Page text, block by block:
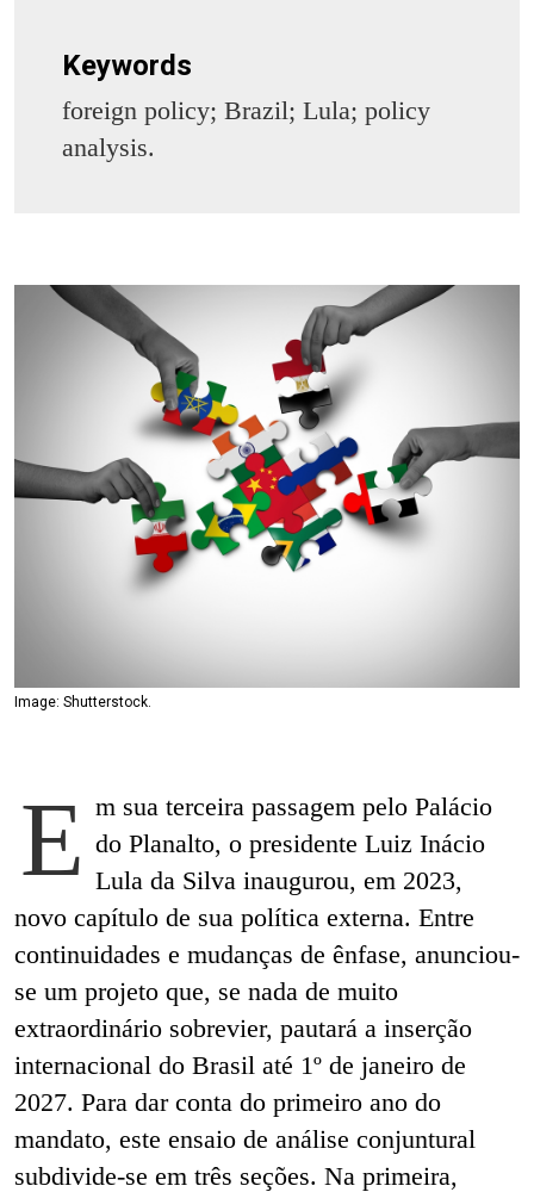
Keywords
foreign policy; Brazil; Lula; policy
analysis.
Image: Shutterstock.
E m sua terceira passagem pelo Palácio
do Planalto, o presidente Luiz Inácio
Lula da Silva inaugurou, em 2023,
novo capítulo de sua política externa. Entre
continuidades e mudanças de ênfase, anunciou-
se um projeto que, se nada de muito
extraordinário sobrevier, pautará a inserção
internacional do Brasil até 1º de janeiro de
2027. Para dar conta do primeiro ano do
mandato, este ensaio de análise conjuntural
subdivide-se em três seções. Na primeira,